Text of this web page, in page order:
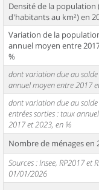
Densité de la population
d'habitants au km²) en
Variation de la
annuel moyen entre
%
dont variation due au
annuel moyen entre 2017
dont variation due au
entrées sorties : taux
2017 et 2023, en %
Nombre de ménages en
Sources : Insee, RP2017
01/01/2026